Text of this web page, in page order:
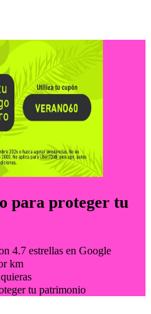
para proteger tu
4.7 estrellas en Google
km
tu patrimonio